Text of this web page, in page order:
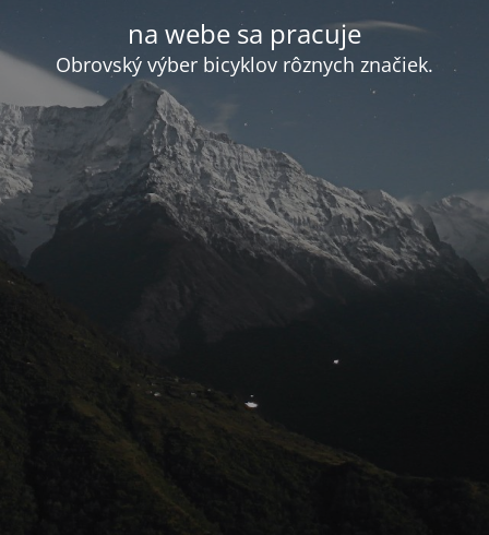
na webe sa pracuje
Obrovský výber bicyklov rôznych značiek.